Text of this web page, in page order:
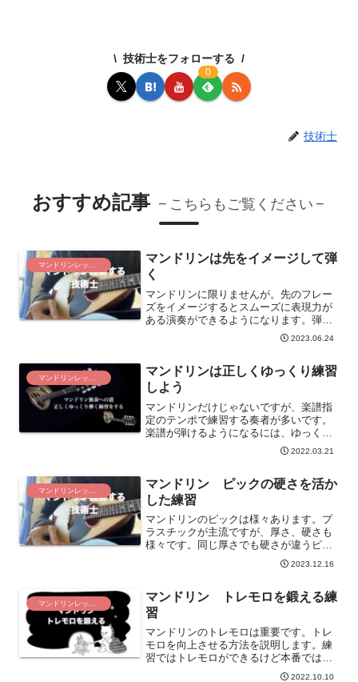
技術士をフォローする
0
技術士
おすすめ記事 こちらもご覧ください
マンドリンレッスン
マンドリンは先をイメージして弾
く
マンドリンに限りませんが。先のフレー
ズをイメージするとスムーズに表現力が
ある演奏ができるようになります。弾い
ている最中に、次のフレーズを一瞬見て
ポジション、イメージ、注意事項をイメ
くなります。
2023.06.24
マンドリンレッスン
マンドリンは正しくゆっくり練習
しよう
マンドリンだけじゃないですが、楽譜指
定のテンポで練習する奏者が多いです。
楽譜が弾けるようになるには、ゆっくり
したテンポで練習することが必要です。
ゆっくり弾くことで正確なポジションを
り弾くことが練習の基本と理解しましょ
う。
2022.03.21
マンドリンレッスン
マンドリン ピックの硬さを活か
した練習
マンドリンのピックは様々あります。プ
ラスチックが主流ですが、厚さ、硬さも
様々です。同じ厚さでも硬さが違うピッ
クがあります。決まったピックを使い続
けるよりもピックの硬さに関係なく弾け
2023.12.16
マンドリン トレモロを鍛える練
習
マンドリンのトレモロは重要です。トレ
モロを向上させる方法を説明します。練
習ではトレモロができるけど本番ではい
まいちになる症状がある人は参考になり
2022.10.10